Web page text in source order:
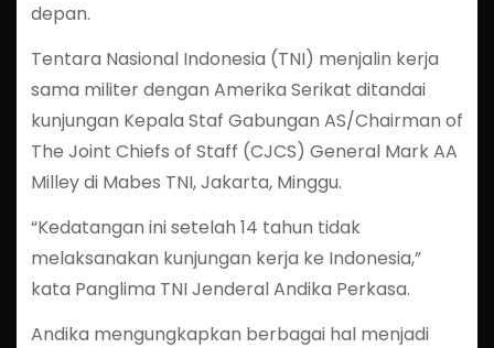
depan.
Tentara Nasional Indonesia (TNI) menjalin kerja
sama militer dengan Amerika Serikat ditandai
kunjungan Kepala Staf Gabungan AS/Chairman of
The Joint Chiefs of Staff (CJCS) General Mark AA
Milley di Mabes TNI, Jakarta, Minggu.
“Kedatangan ini setelah 14 tahun tidak
melaksanakan kunjungan kerja ke Indonesia,”
kata Panglima TNI Jenderal Andika Perkasa.
Andika mengungkapkan berbagai hal menjadi